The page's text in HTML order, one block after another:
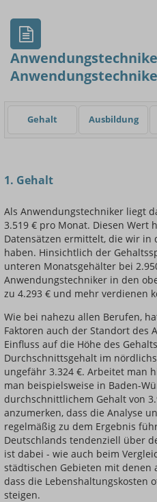
Einsteigerin
Gehalt Ausbildung
1. Gehalt
Als Anwendungstechniker liegt
3.519 € pro Monat. Diesen Wert
Datensätzen ermittelt, die wir in
haben. Hinsichtlich der
unteren Monatsgehälter bei
Anwendungstechniker in den
zu 4.293 € und mehr verdienen
Wie bei nahezu allen Berufen,
Faktoren auch der Standort des
Einfluss auf die Höhe des
Durchschnittsgehalt im
ungefähr 3.324 €. Arbeitet man
man beispielsweise in Baden-
durchschnittlichem Gehalt von
anzumerken, dass die Analyse
regelmäßig zu dem Ergebnis
Deutschlands tendenziell über
ist dabei - wie auch beim
städtischen Gebieten mit denen
dass die Lebenshaltungskosten
steigen.